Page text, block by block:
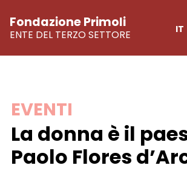
Vai
contenuto
Fondazione Primoli
ENTE DEL TERZO SETTORE IT
EVENTI
La donna è il
Paolo Flores